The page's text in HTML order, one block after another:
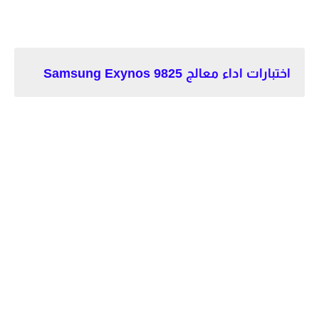
اختبارات اداء معالج Samsung Exynos 9825